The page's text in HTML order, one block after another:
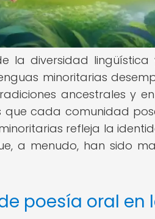
la diversidad
minoritarias
ancestrales y
que cada comunidad
refleja la
a menudo, han sido
poesía oral